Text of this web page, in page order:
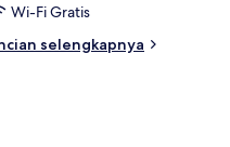
Wi-Fi Gratis
selengkapnya